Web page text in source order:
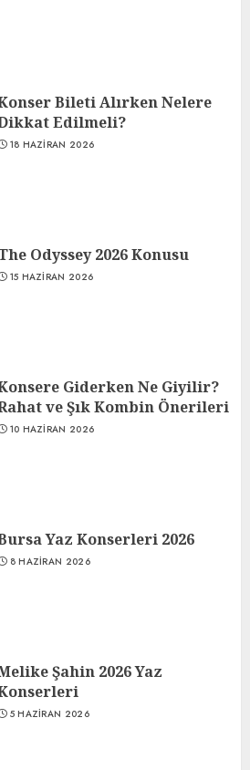
Bileti Alırken Nelere
Edilmeli?
18 HAZIRAN 2026
Odyssey 2026 Konusu
15 HAZIRAN 2026
Giderken Ne Giyilir?
ve Şık Kombin Önerileri
10 HAZIRAN 2026
Yaz Konserleri 2026
8 HAZIRAN 2026
Şahin 2026 Yaz
5 HAZIRAN 2026